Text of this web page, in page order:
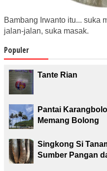
Bambang Irwanto itu... suka
jalan-jalan, suka masak.
Populer
Tante Rian
Pantai
Memang Bolong
Singkong Si
Sumber Pangan